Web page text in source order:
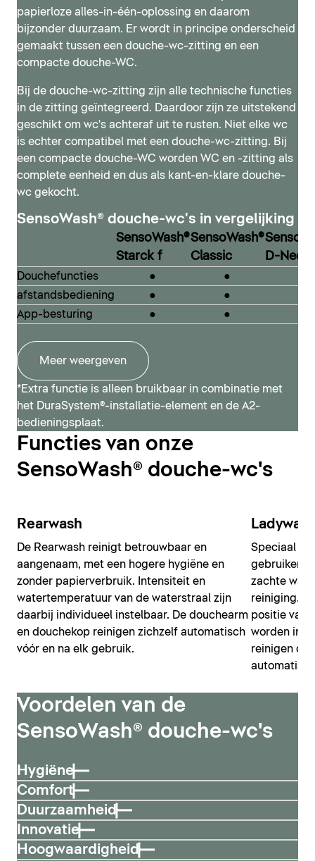
SensoWash® Classic
De SensoWash® Classic van Philippe Starck is
gebaseerd op de oorspronkelijke, klassieke
SensoWash®-stijl, waarbij de combinatie van deksel
en zitting zowel optisch als technologisch verder is
ontwikkeld. Zo ontstond het moderne, minimalistische
ontwerp, dat zich onderscheidt door de relatief
compacte technische eenheid, gecombineerd met
uitgebreide functies voor maximaal comfort.
SensoWash® Classic
SensoWash® D-Neo
Met de serie SensoWash® D-Neo presenteert Duravit
een modern douche-wc in het instapsegment –
compact van vorm en compact in prijs. Het past
moeiteloos in elke badkamer en past bij alle Duravit-
designseries. Zo kan ook met een bescheiden budget
de droom van een eigen designbadkamer inclusief
SensoWash® D-Neo
papierloze alles-in-één-oplossing en daarom
bijzonder duurzaam. Er wordt in principe onderscheid
gemaakt tussen een douche-wc-zitting en een
compacte douche-WC.
Bij de douche-wc-zitting zijn alle technische functies
in de zitting geïntegreerd. Daardoor zijn ze uitstekend
geschikt om wc's achteraf uit te rusten. Niet elke wc
is echter compatibel met een douche-wc-zitting. Bij
een compacte douche-WC worden WC en -zitting als
complete eenheid en dus als kant-en-klare douche-
wc gekocht.
SensoWash® douche-wc's in vergelijking
SensoWash®
Starck f
SensoWash®
Classic
D-Neo
Douchefuncties ● ●
afstandsbediening
● ●
App-besturing
● ●
Meer weergeven
*Extra functie is alleen bruikbaar in combinatie met
het DuraSystem®-installatie-element en de A2-
bedieningsplaat.
Functies van onze
SensoWash® douche-wc's
Rearwash
De Rearwash reinigt betrouwbaar en
aangenaam, met een hogere hygiëne en
zonder papierverbruik. Intensiteit en
watertemperatuur van de waterstraal zijn
daarbij individueel instelbaar. De douchearm
en douchekop reinigen zichzelf automatisch
vóór en na elk gebruik.
Speciaal
gebruikers
zachte
reiniging.
positie van
worden
reinigen
Voordelen van de
SensoWash® douche-wc's
Hygiëne
Comfort
Duurzaamheid
Innovatie
Hoogwaardigheid